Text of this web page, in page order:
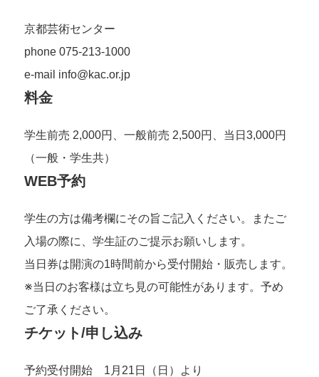
京都芸術センター
phone 075-213-1000
e-mail info@kac.or.jp
料金
学生前売 2,000円、一般前売 2,500円、当日3,000円
（一般・学生共）
WEB予約
学生の方は備考欄にその旨ご記入ください。またご
入場の際に、学生証のご提示お願いします。
当日券は開演の1時間前から受付開始・販売します。
※当日のお客様は立ち見の可能性があります。予め
ご了承ください。
チケット/申し込み
予約受付開始 1月21日（日）より